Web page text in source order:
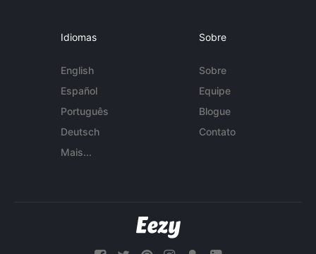
Idiomas
English
Español
Português
Deutsch
Mais...
Sobre
Sobre
Equipe
Blogue
Contato